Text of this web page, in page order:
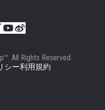
All Rights Reserved.
シー利用規約